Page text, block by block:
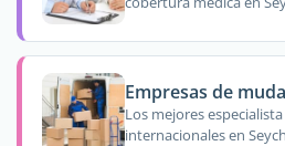
Empresas de
Los mejores
internacionales en